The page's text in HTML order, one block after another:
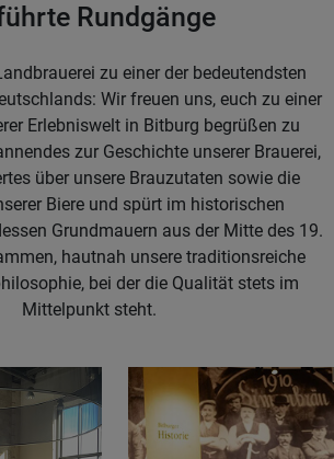
Rundgänge
zu einer der bedeutendsten
Wir freuen uns, euch zu einer
Erlebniswelt in Bitburg begrüßen zu
zur Geschichte unserer Brauerei,
über unsere Brauzutaten sowie die
Biere und spürt im historischen
Grundmauern aus der Mitte des 19.
hautnah unsere traditionsreiche
bei der die Qualität stets im
Mittelpunkt steht.